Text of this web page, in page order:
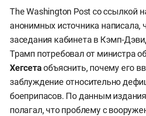
The Washington Post со ссылкой
анонимных источника написала,
заседания кабинета в Кэмп-
Трамп потребовал от министра
Хегсетаобъяснить, почему его
заблуждение относительно
боеприпасов. По данным
полагал, что проблему с